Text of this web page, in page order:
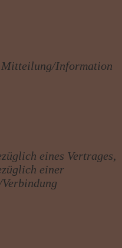
Mitteilung/Information
eines Vertrages,
einer